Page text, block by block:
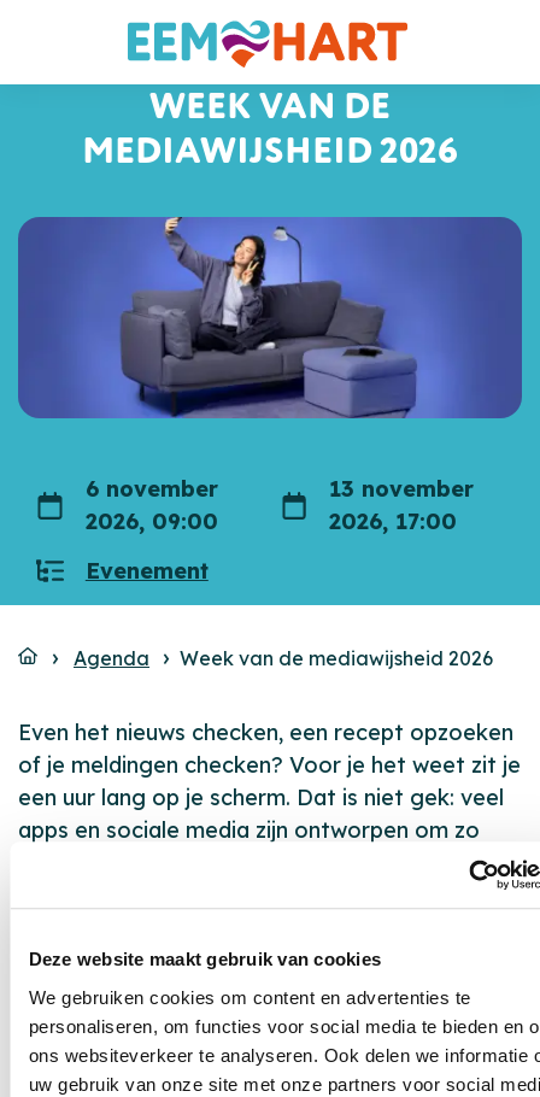
Deze website maakt gebruik van cookies
We gebruiken cookies om content en advertenties te
personaliseren, om functies voor social media te bieden en
ons websiteverkeer te analyseren. Ook delen we informatie
uw gebruik van onze site met onze partners voor social
WEEK VAN DE
MEDIAWIJSHEID 2026
Datum
van
6 november
2026, 09:00
Datum
13 november
2026, 17:00
Categorieën
Evenement
Agenda Week van de mediawijsheid 2026
Even het nieuws checken, een recept opzoeken
of je meldingen checken? Voor je het weet zit je
een uur lang op je scherm. Dat is niet gek: veel
apps en sociale media zijn ontworpen om zo
lang mogelijk jouw aandacht vast te houden.
kunnen ook heel leuk zijn. Je leert nieuwe
dingen, komt in contact en ontspant. Maar
alleen als je je scherm vóór je laat werken. Een